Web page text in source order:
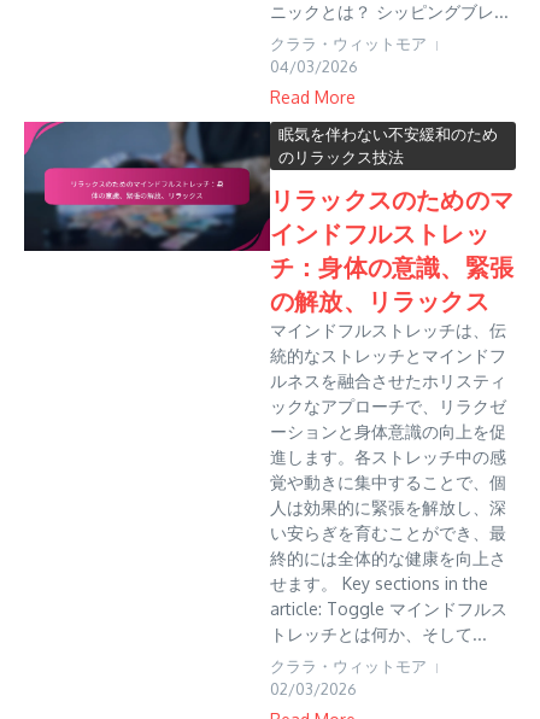
ニックとは？ シッピングブレ...
クララ・ウィットモア
04/03/2026
Read More
眠気を伴わない不安緩和のため
のリラックス技法
リラックスのためのマ
インドフルストレッ
チ：身体の意識、緊張
の解放、リラックス
マインドフルストレッチは、伝
統的なストレッチとマインドフ
ルネスを融合させたホリスティ
ックなアプローチで、リラクゼ
ーションと身体意識の向上を促
進します。各ストレッチ中の感
覚や動きに集中することで、個
人は効果的に緊張を解放し、深
い安らぎを育むことができ、最
終的には全体的な健康を向上さ
せます。 Key sections in the
article: Toggle マインドフルス
トレッチとは何か、そして...
クララ・ウィットモア
02/03/2026